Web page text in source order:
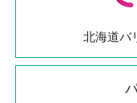
北海道バ